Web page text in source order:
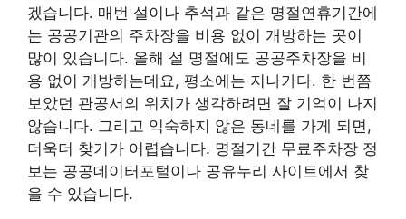
겠습니다. 매번 설이나 추석과 같은 명절연휴기간에
는 공공기관의 주차장을 비용 없이 개방하는 곳이
많이 있습니다. 올해 설 명절에도 공공주차장을 비
용 없이 개방하는데요, 평소에는 지나가다. 한 번쯤
보았던 관공서의 위치가 생각하려면 잘 기억이 나지
않습니다. 그리고 익숙하지 않은 동네를 가게 되면,
더욱더 찾기가 어렵습니다. 명절기간 무료주차장 정
보는 공공데이터포털이나 공유누리 사이트에서 찾
을 수 있습니다.